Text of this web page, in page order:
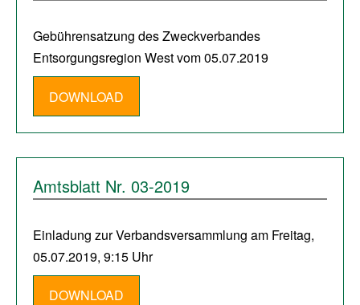
Gebührensatzung des Zweckverbandes
Entsorgungsregion West vom 05.07.2019
DOWNLOAD
Amtsblatt Nr. 03-2019
Einladung zur Verbandsversammlung am Freitag,
05.07.2019, 9:15 Uhr
DOWNLOAD